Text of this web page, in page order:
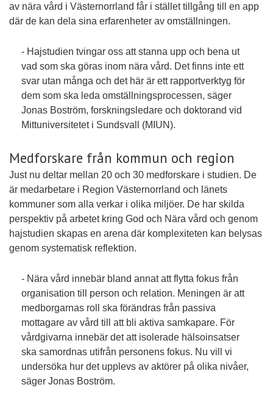
av nära vård i Västernorrland får i stället tillgång till en app
där de kan dela sina erfarenheter av omställningen.
- Hajstudien tvingar oss att stanna upp och bena ut
vad som ska göras inom nära vård. Det finns inte ett
svar utan många och det här är ett rapportverktyg för
dem som ska leda omställningsprocessen, säger
Jonas Boström, forskningsledare och doktorand vid
Mittuniversitetet i Sundsvall (MIUN).
Medforskare från kommun och region
Just nu deltar mellan 20 och 30 medforskare i studien. De
är medarbetare i Region Västernorrland och länets
kommuner som alla verkar i olika miljöer. De har skilda
perspektiv på arbetet kring God och Nära vård och genom
hajstudien skapas en arena där komplexiteten kan belysas
genom systematisk reflektion.
- Nära vård innebär bland annat att flytta fokus från
organisation till person och relation. Meningen är att
medborgarnas roll ska förändras från passiva
mottagare av vård till att bli aktiva samkapare. För
vårdgivarna innebär det att isolerade hälsoinsatser
ska samordnas utifrån personens fokus. Nu vill vi
undersöka hur det upplevs av aktörer på olika nivåer,
säger Jonas Boström.